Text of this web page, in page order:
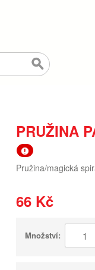
PRUŽINA
Pružina/magická
66 Kč
Množství: